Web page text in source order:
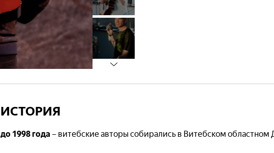
ИСТОРИЯ
до 1998 года – витебские авторы собирались в Витебском